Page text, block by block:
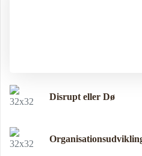
Disrupt eller Dø